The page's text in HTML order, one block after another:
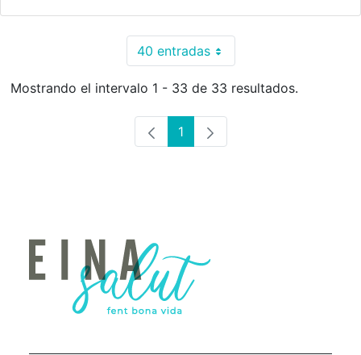
40 entradasPor página
Mostrando el intervalo 1 - 33 de 33 resultados.
Página
1